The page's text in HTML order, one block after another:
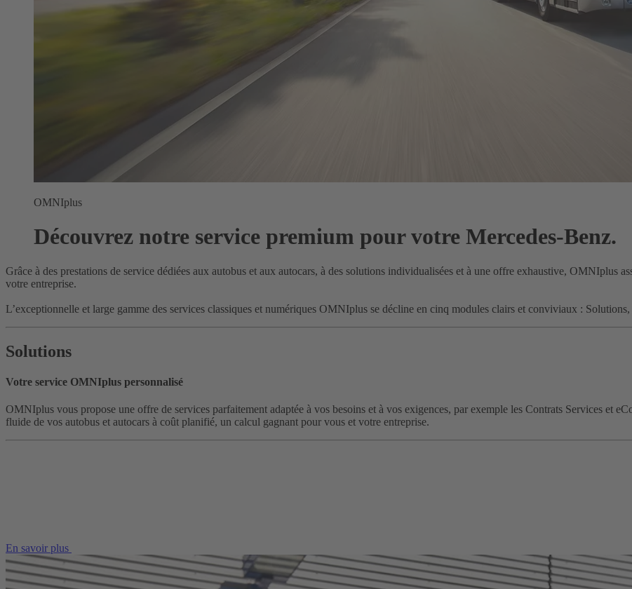
OMNIplus
Découvrez notre service premium pour votre Mercedes-Benz.
Grâce à des prestations de service dédiées aux autobus et aux autocars, à des solutions individualisées et à une offre exhaustive, OMNIplus
votre entreprise.
L’exceptionnelle et large gamme des services classiques et numériques OMNIplus se décline en cinq modules clairs et conviviaux :
Solutions
Votre service OMNIplus personnalisé
OMNIplus vous propose une offre de services parfaitement adaptée à vos besoins et à vos exigences, par exemple les Contrats Services et
fluide de vos autobus et autocars à coût planifié, un calcul gagnant pour vous et votre entreprise.
En savoir plus